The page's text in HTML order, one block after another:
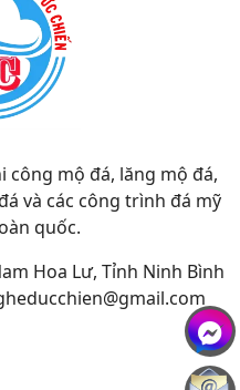
công mộ đá, lăng mộ đá,
và các công trình đá mỹ
quốc.
Hoa Lư, Tỉnh Ninh Bình